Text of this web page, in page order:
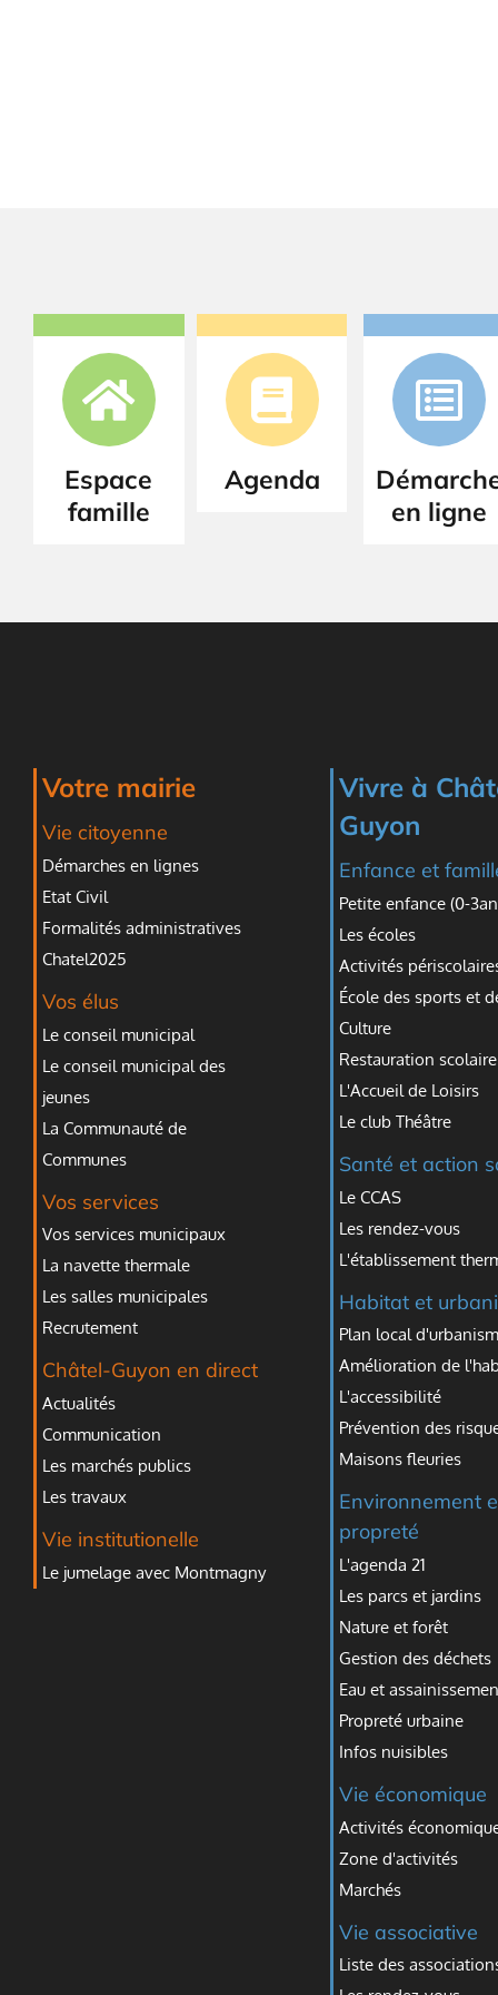
Espace
famille
Agenda
en ligne
Votre mairie
Vie citoyenne
Démarches en lignes
Etat Civil
Formalités administratives
Chatel2025
Vos élus
Le conseil municipal
Le conseil municipal des
jeunes
La Communauté de
Communes
Vos services
Vos services municipaux
La navette thermale
Les salles municipales
Recrutement
Châtel-Guyon en direct
Actualités
Communication
Les marchés publics
Les travaux
Vie institutionelle
Le jumelage avec Montmagny
Vivre à
Guyon
Enfance et
Petite enfance (0-
Les écoles
Activités
École des sports et
Culture
Restauration scolaire
L'Accueil de Loisirs
Le club Théâtre
Santé et action
Le CCAS
Les rendez-vous
L'établissement
Habitat et
Plan local
Amélioration de
L'accessibilité
Prévention des
Maisons fleuries
Environnement
propreté
L'agenda 21
Les parcs et jardins
Nature et forêt
Gestion des déchets
Eau et
Propreté urbaine
Infos nuisibles
Vie économique
Activités
Zone d'activités
Marchés
Vie associative
Liste des